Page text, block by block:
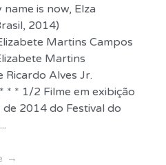
is now, Elza
2014)
Martins Campos
Martins
Ricardo Alves Jr.
* * 1/2 Filme em exibição
de 2014 do Festival do